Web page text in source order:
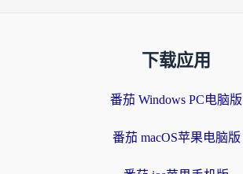
下载应用
番茄 Windows PC电脑版
番茄 macOS苹果电脑版